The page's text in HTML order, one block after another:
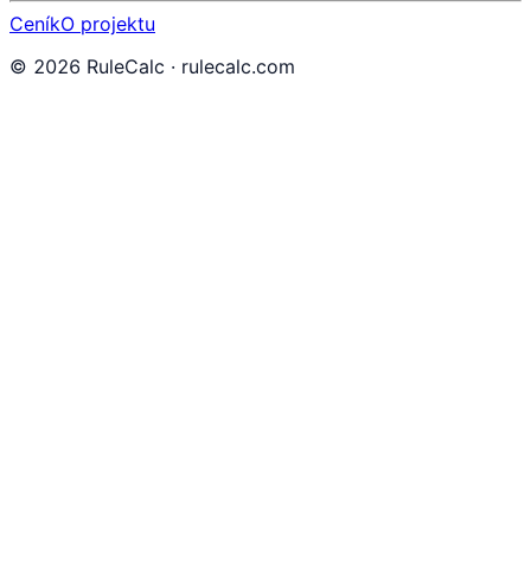
CeníkO projektu
© 2026 RuleCalc · rulecalc.com